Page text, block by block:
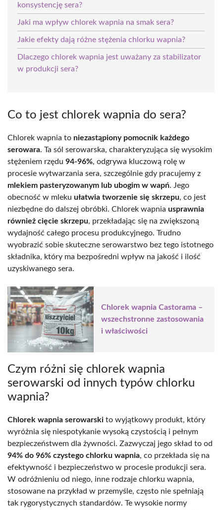
konsystencję sera?
Jaki ma wpływ chlorek wapnia na smak sera?
Jakie efekty dają różne stężenia chlorku wapnia?
Dlaczego chlorek wapnia jest uważany za stabilizator
w produkcji sera?
Co to jest chlorek wapnia do sera?
Chlorek wapnia to niezastąpiony pomocnik każdego
serowara. Ta sól serowarska, charakteryzująca się wysokim
stężeniem rzędu 94-96%, odgrywa kluczową rolę w
procesie wytwarzania sera, szczególnie gdy pracujemy z
mlekiem pasteryzowanym lub ubogim w wapń. Jego
obecność w mleku ułatwia tworzenie się skrzepu, co jest
niezbędne do dalszej obróbki. Chlorek wapnia usprawnia
również cięcie skrzepu, przekładając się na zwiększoną
wydajność całego procesu produkcyjnego. Trudno
wyobrazić sobie skuteczne serowarstwo bez tego istotnego
składnika, który ma bezpośredni wpływ na jakość i ilość
uzyskiwanego sera.
Chlorek wapnia Castorama –
wszechstronne zastosowania
i właściwości
Czym różni się chlorek wapnia
serowarski od innych typów chlorku
wapnia?
Chlorek wapnia serowarski to wyjątkowy produkt, który
wyróżnia się niespotykanie wysoką czystością i pełnym
bezpieczeństwem dla żywności. Zazwyczaj jego skład to od
94% do 96% czystego chlorku wapnia, co przekłada się na
efektywność i bezpieczeństwo w procesie produkcji sera.
W odróżnieniu od niego, inne rodzaje chlorku wapnia,
stosowane na przykład w przemyśle, często nie spełniają
tak rygorystycznych standardów. Te wysokie normy